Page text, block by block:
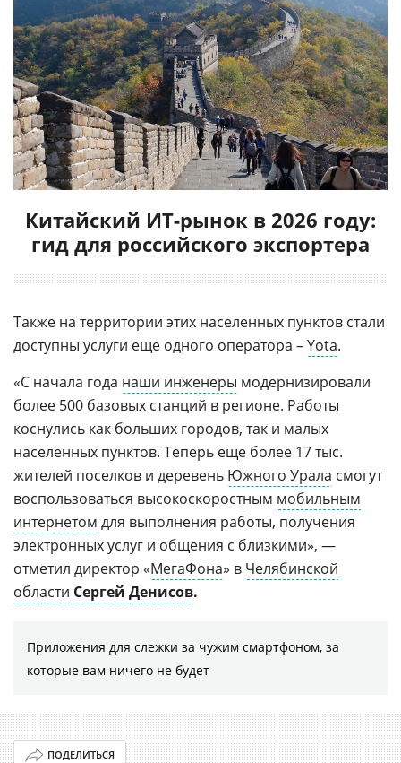
Китайский ИТ-рынок в 2026 году:
гид для российского экспортера
Также на территории этих населенных пунктов стали
доступны услуги еще одного оператора –Yota.
«С начала года наши инженеры модернизировали
более 500 базовых станций в регионе. Работы
коснулись как больших городов, так и малых
населенных пунктов. Теперь еще более 17 тыс.
жителей поселков и деревень Южного Урала смогут
воспользоваться высокоскоростным мобильным
интернетом для выполнения работы, получения
электронных услуг и общения с близкими», —
отметил директор «МегаФона» в Челябинской
области Сергей Денисов.
Приложения для слежки за чужим смартфоном, за
которые вам ничего не будет
ПОДЕЛИТЬСЯ